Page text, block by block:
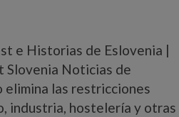
e Historias de Eslovenia |
Slovenia Noticias de
elimina las restricciones
industria, hostelería y otras